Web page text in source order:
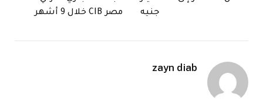
جنيه
مصر CIB خلال 9 أشهر
zayn diab